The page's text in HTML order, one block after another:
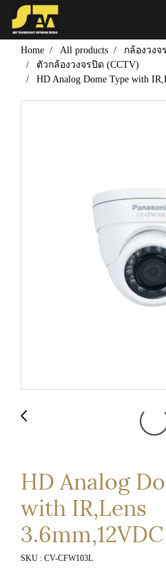
Home All products
กล้องวงจ
ตัวกล้องวงจรปิด (CCTV)
HD Analog Dome Type with
HD Analog
with IR,Lens
3.6mm,12VDC
SKU : CV-CFW103L